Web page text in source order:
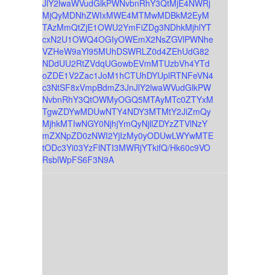
JlY2lwaWVudGlkPWNvbnRhY3QtMjE4NWRj
MjQyMDNhZWIxMWE4MTMwMDBkM2EyM
TAzMmQtZjE1OWU2YmFiZDg3NDhkMjhlYT
cxN2U1OWQ4OGIyOWEmX2NsZGVlPWNhe
VZHeW9aYl95MUhDSWRLZ0d4ZEhUdG82
NDdUU2RtZVdqUGowbEVmMTUzbVh4YTd
oZDE1V2Zac1JoM1hCTUhDYUplRTNFeVN4
c3NtSF8xVmpBdmZ3JnJlY2lwaWVudGlkPW
NvbnRhY3QtOWMyOGQ5MTAyMTc0ZTYxM
TgwZDYwMDUwNTY4NDY3MTMtY2JiZmQy
MjhkMTIwNGY0NjhjYmQyNjllZDYzZTVlNzY
mZXNpZD0zNWI2YjIzMy0yODUwLWYwMTE
tODc3Yi03YzFlNTI3MWRjYTkifQ/Hk60c9VO
RsblWpFS6F3N9A